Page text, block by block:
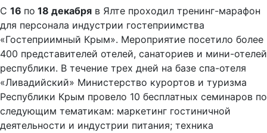
С 16 по 18 декабря в Ялте проходил тренинг-марафон
для персонала индустрии гостеприимства
«Гостеприимный Крым». Мероприятие посетило более
400 представителей отелей, санаториев и мини-отелей
республики. В течение трех дней на базе спа-отеля
«Ливадийский» Министерство курортов и туризма
Республики Крым провело 10 бесплатных семинаров по
следующим тематикам: маркетинг гостиничной
деятельности и индустрии питания; техника